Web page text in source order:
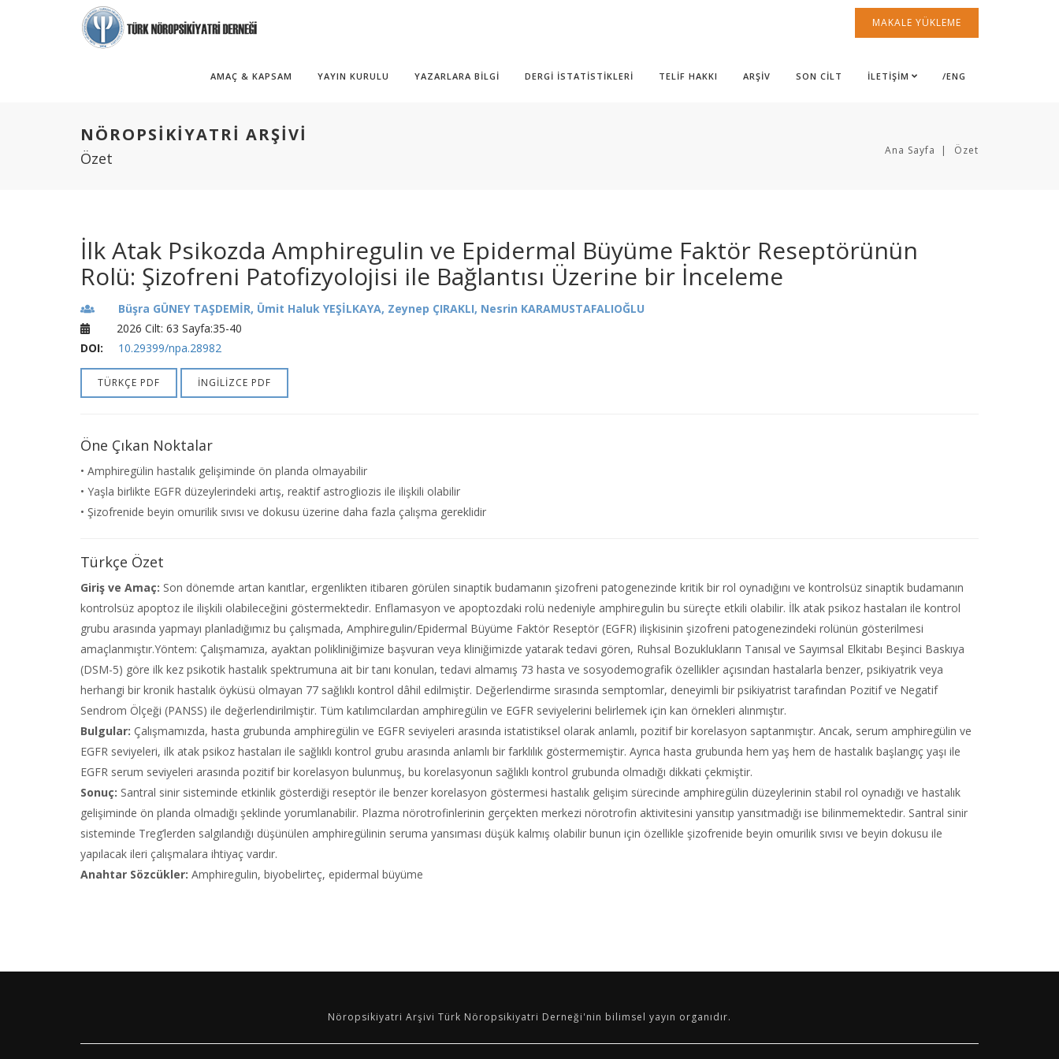
MAKALE YÜKLEME
AMAÇ & KAPSAM YAYIN KURULU YAZARLARA BİLGİ DERGİ İSTATİSTİKLERİ TELİF HAKKI ARŞİV SON CİLT İLETİŞİM /ENG
NÖROPSİKİYATRİ ARŞİVİ
Özet Ana Sayfa Özet
İlk Atak Psikozda Amphiregulin ve Epidermal Büyüme Faktör Reseptörünün
Rolü: Şizofreni Patofizyolojisi ile Bağlantısı Üzerine bir İnceleme
Büşra GÜNEY TAŞDEMİR, Ümit Haluk YEŞİLKAYA, Zeynep ÇIRAKLI, Nesrin KARAMUSTAFALIOĞLU
2026 Cilt: 63 Sayfa:35-40
DOI:
10.29399/npa.28982
TÜRKÇE PDF İNGİLİZCE PDF
Öne Çıkan Noktalar
• Amphiregülin hastalık gelişiminde ön planda olmayabilir
• Yaşla birlikte EGFR düzeylerindeki artış, reaktif astrogliozis ile ilişkili olabilir
• Şizofrenide beyin omurilik sıvısı ve dokusu üzerine daha fazla çalışma gereklidir
Türkçe Özet
Giriş ve Amaç: Son dönemde artan kanıtlar, ergenlikten itibaren görülen sinaptik budamanın şizofreni patogenezinde kritik bir rol oynadığını ve kontrolsüz sinaptik budamanın
kontrolsüz apoptoz ile ilişkili olabileceğini göstermektedir. Enflamasyon ve apoptozdaki rolü nedeniyle amphiregulin bu süreçte etkili olabilir. İlk atak psikoz hastaları ile kontrol
grubu arasında yapmayı planladığımız bu çalışmada, Amphiregulin/Epidermal Büyüme Faktör Reseptör (EGFR) ilişkisinin şizofreni patogenezindeki rolünün gösterilmesi
amaçlanmıştır.Yöntem: Çalışmamıza, ayaktan polikliniğimize başvuran veya kliniğimizde yatarak tedavi gören, Ruhsal Bozuklukların Tanısal ve Sayımsal Elkitabı Beşinci Baskıya
(DSM-5) göre ilk kez psikotik hastalık spektrumuna ait bir tanı konulan, tedavi almamış 73 hasta ve sosyodemografik özellikler açısından hastalarla benzer, psikiyatrik veya
herhangi bir kronik hastalık öyküsü olmayan 77 sağlıklı kontrol dâhil edilmiştir. Değerlendirme sırasında semptomlar, deneyimli bir psikiyatrist tarafından Pozitif ve Negatif
Sendrom Ölçeği (PANSS) ile değerlendirilmiştir. Tüm katılımcılardan amphiregülin ve EGFR seviyelerini belirlemek için kan örnekleri alınmıştır.
Bulgular: Çalışmamızda, hasta grubunda amphiregülin ve EGFR seviyeleri arasında istatistiksel olarak anlamlı, pozitif bir korelasyon saptanmıştır. Ancak, serum amphiregülin ve
EGFR seviyeleri, ilk atak psikoz hastaları ile sağlıklı kontrol grubu arasında anlamlı bir farklılık göstermemiştir. Ayrıca hasta grubunda hem yaş hem de hastalık başlangıç yaşı ile
EGFR serum seviyeleri arasında pozitif bir korelasyon bulunmuş, bu korelasyonun sağlıklı kontrol grubunda olmadığı dikkati çekmiştir.
Sonuç: Santral sinir sisteminde etkinlik gösterdiği reseptör ile benzer korelasyon göstermesi hastalık gelişim sürecinde amphiregülin düzeylerinin stabil rol oynadığı ve hastalık
gelişiminde ön planda olmadığı şeklinde yorumlanabilir. Plazma nörotrofinlerinin gerçekten merkezi nörotrofin aktivitesini yansıtıp yansıtmadığı ise bilinmemektedir. Santral sinir
sisteminde Treg’lerden salgılandığı düşünülen amphiregülinin seruma yansıması düşük kalmış olabilir bunun için özellikle şizofrenide beyin omurilik sıvısı ve beyin dokusu ile
yapılacak ileri çalışmalara ihtiyaç vardır.
Anahtar Sözcükler: Amphiregulin, biyobelirteç, epidermal büyüme
Nöropsikiyatri Arşivi Türk Nöropsikiyatri Derneği'nin bilimsel yayın organıdır.